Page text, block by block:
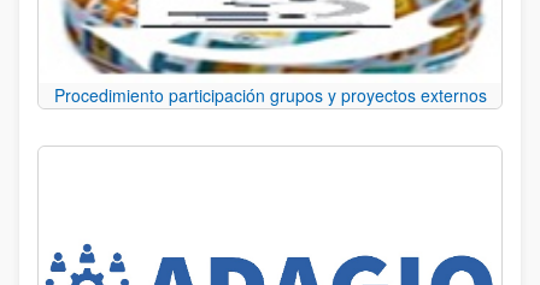
Procedimiento participación grupos y proyectos externos